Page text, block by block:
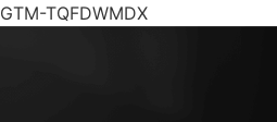
GTM-TQFDWMDX